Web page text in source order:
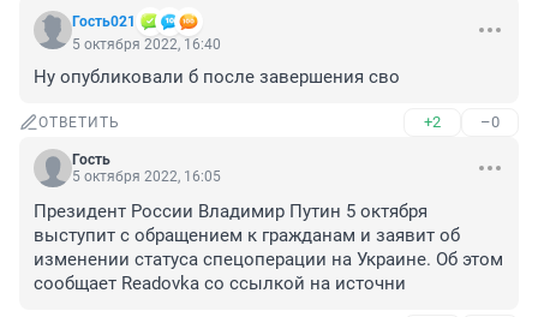
Гость021
5 октября 2022, 16:40
Ну опубликовали б после завершения сво
ОТВЕТИТЬ +2 –0
Гость
5 октября 2022, 16:05
Президент России Владимир Путин 5 октября
выступит с обращением к гражданам и заявит об
изменении статуса спецоперации на Украине. Об этом
сообщает Readovka со ссылкой на источни